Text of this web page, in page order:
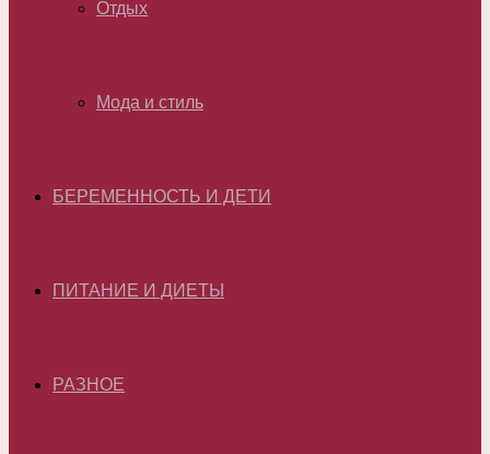
Отдых
Мода и стиль
БЕРЕМЕННОСТЬ И ДЕТИ
ПИТАНИЕ И ДИЕТЫ
РАЗНОЕ